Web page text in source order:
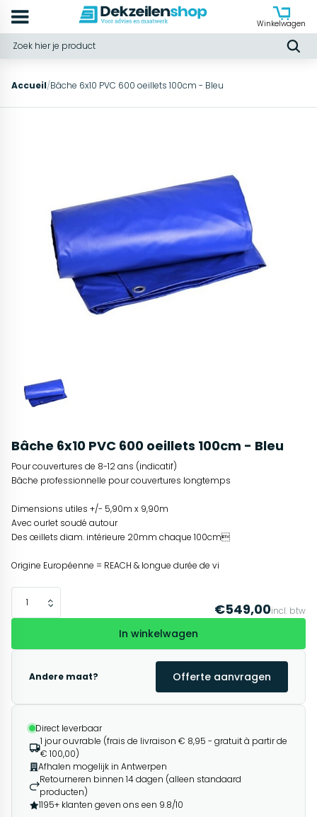
Winkelwagen
Accueil/Bâche 6x10 PVC 600 oeillets 100cm - Bleu
Bâche 6x10 PVC 600 oeillets 100cm - Bleu
Pour couvertures de 8-12 ans (indicatif)
Bâche professionnelle pour couvertures longtemps
Dimensions utiles +/- 5,90m x 9,90m
Avec ourlet soudé autour
Des œillets diam. intérieure 20mm chaque 100cm
Origine Européenne = REACH & longue durée de vi
€549,00incl. btw
In winkelwagen
Andere maat? Offerte aanvragen
Direct leverbaar
1 jour ouvrable (frais de livraison € 8,95 - gratuit à partir de
€ 100,00)
Afhalen mogelijk in Antwerpen
Retourneren binnen 14 dagen (alleen standaard
producten)
1195+ klanten geven ons een 9.8/10